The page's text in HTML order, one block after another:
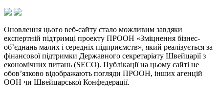
Оновлення цього веб-сайту стало можливим завдяки
експертній підтримці проекту ПРООН «Зміцнення бізнес-
об’єднань малих і середніх підприємств», який реалізується за
фінансової підтримки Державного секретаріату Швейцарії з
економічних питань (SECO). Публікації на цьому сайті не
обов’язково відображають погляди ПРООН, інших агенцій
ООН чи Швейцарської Конфедерації.